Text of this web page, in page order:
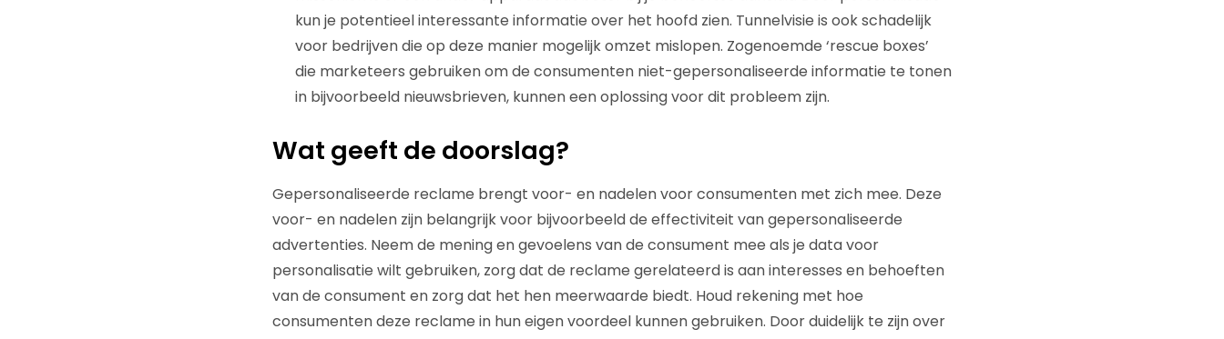
kun je potentieel interessante informatie over het hoofd zien. Tunnelvisie is ook schadelijk
voor bedrijven die op deze manier mogelijk omzet mislopen. Zogenoemde ‘rescue boxes’
die marketeers gebruiken om de consumenten niet-gepersonaliseerde informatie te tonen
in bijvoorbeeld nieuwsbrieven, kunnen een oplossing voor dit probleem zijn.
Wat geeft de doorslag?
Gepersonaliseerde reclame brengt voor- en nadelen voor consumenten met zich mee. Deze
voor- en nadelen zijn belangrijk voor bijvoorbeeld de effectiviteit van gepersonaliseerde
advertenties. Neem de mening en gevoelens van de consument mee als je data voor
personalisatie wilt gebruiken, zorg dat de reclame gerelateerd is aan interesses en behoeften
van de consument en zorg dat het hen meerwaarde biedt. Houd rekening met hoe
consumenten deze reclame in hun eigen voordeel kunnen gebruiken. Door duidelijk te zijn over